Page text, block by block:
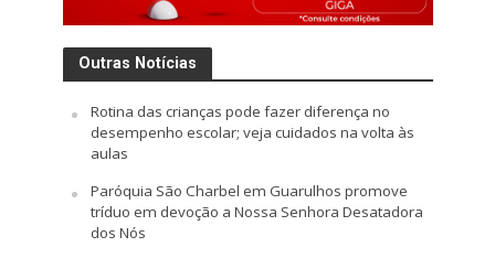
Outras Notícias
Rotina das crianças pode fazer diferença no
desempenho escolar; veja cuidados na volta às
aulas
Paróquia São Charbel em Guarulhos promove
tríduo em devoção a Nossa Senhora Desatadora
dos Nós